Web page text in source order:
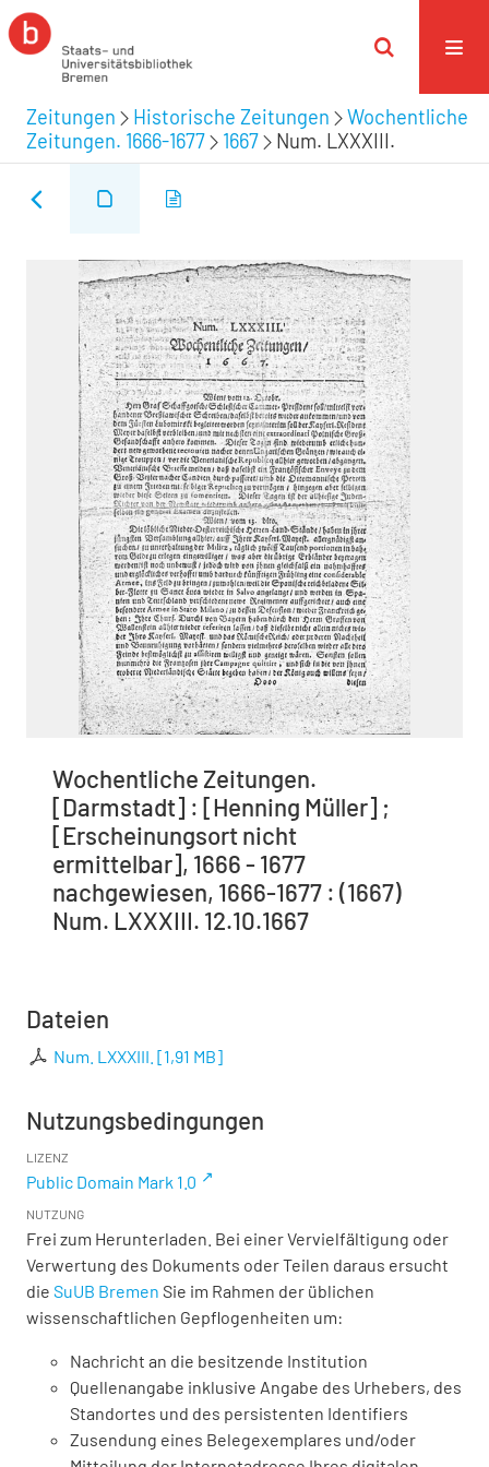
Zeitungen Historische Zeitungen
Wochentliche
Zeitungen. 1666-1677
1667 Num. LXXXIII.
Wochentliche Zeitungen.
[Darmstadt] : [Henning Müller] ;
[Erscheinungsort nicht
ermittelbar], 1666 - 1677
nachgewiesen, 1666-1677 : (1667)
Num. LXXXIII. 12.10.1667
Dateien
Num. LXXXIII. [1,91 MB]
Nutzungsbedingungen
LIZENZ
Public Domain Mark 1.0
NUTZUNG
Frei zum Herunterladen. Bei einer Vervielfältigung oder
Verwertung des Dokuments oder Teilen daraus ersucht
die SuUB Bremen Sie im Rahmen der üblichen
wissenschaftlichen Gepflogenheiten um:
Nachricht an die besitzende Institution
Quellenangabe inklusive Angabe des Urhebers, des
Standortes und des persistenten Identifiers
Zusendung eines Belegexemplares und/oder